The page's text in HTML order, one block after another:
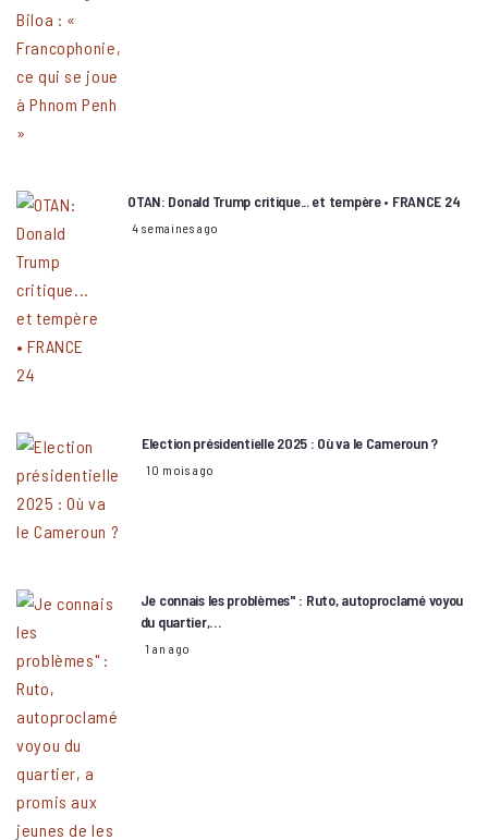
OTAN: Donald Trump critique... et tempère • FRANCE 24
4 semaines ago
Election présidentielle 2025 : Où va le Cameroun ?
10 mois ago
Je connais les problèmes" : Ruto, autoproclamé voyou
du quartier,…
1 an ago